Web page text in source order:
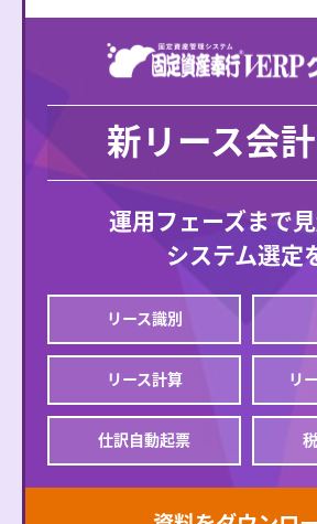
新リース会
運用フェーズまで
システム選定
リース識別
リース計算 リ
仕訳自動起票